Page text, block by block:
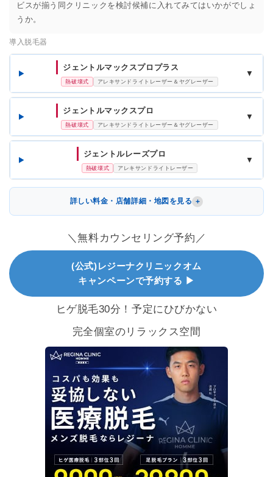
ビスが揃う同クリニックを検討候補に入れてみてはいかがでしょ
うか。
導入脱毛器
ジェントルマックスプロプラス
熱破壊式 アレキサンドライトレーザー＆ヤグレーザー
▼
ジェントルマックスプロ
熱破壊式 アレキサンドライトレーザー＆ヤグレーザー
▼
ジェントルレーズプロ
熱破壊式 アレキサンドライトレーザー
▼
詳しい料金・店舗詳細・地図を見る
＼無料カウンセリング予約／
(公式)レジーナクリニックオム
キャンペーンで予約する ▶
ヒゲ脱毛30分！予定にひびかない
完全個室のリラックス空間